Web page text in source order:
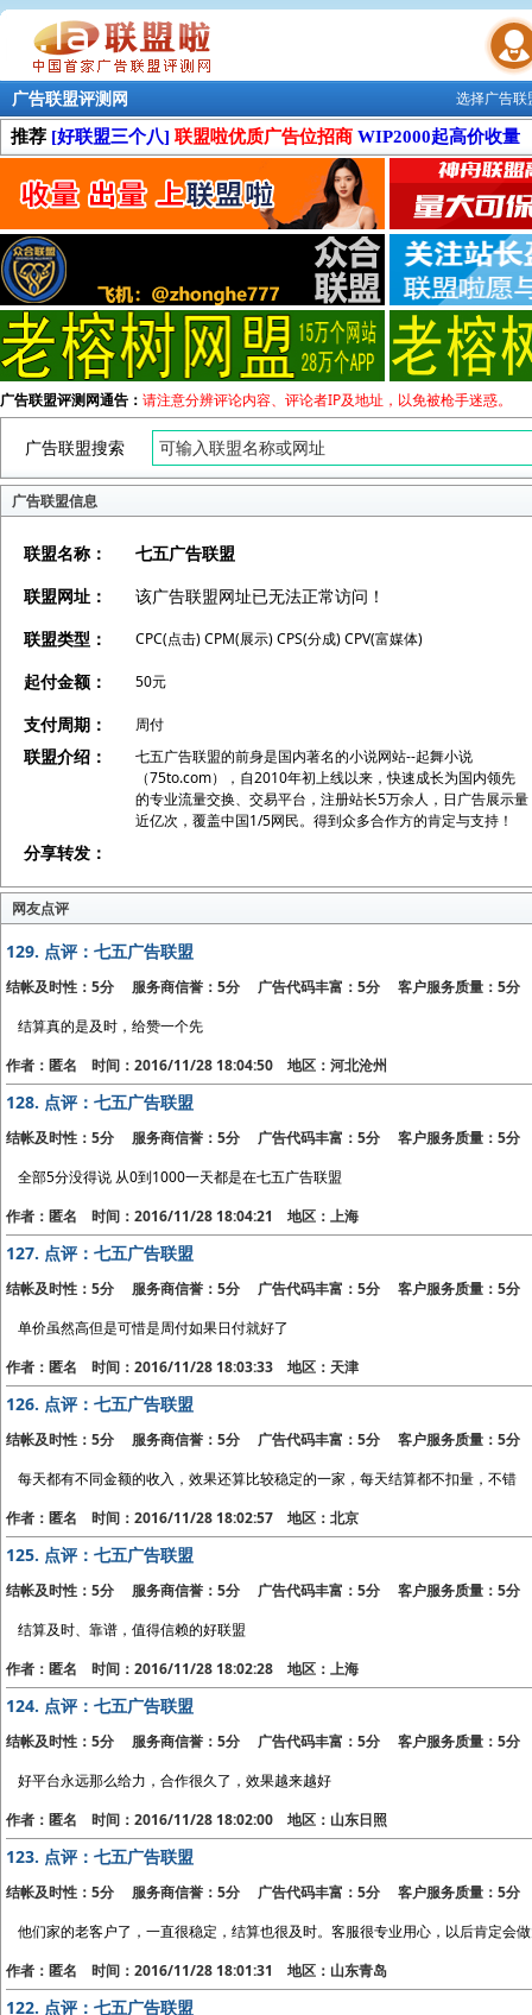
联盟学院
选择广告
广告联盟评测网
推荐 [好联盟三个八] 联盟啦优质广告位招商 WIP2000起高价收量
广告联盟评测网通告： 请注意分辨评论内容、评论者IP及地址，以免被枪手迷惑。
广告联盟搜索
广告联盟信息
联盟名称：
七五广告联盟
联盟网址：
该广告联盟网址已无法正常访问！
联盟类型：
CPC(点击) CPM(展示) CPS(分成) CPV(富媒体)
起付金额： 50元
支付周期： 周付
联盟介绍：
七五广告联盟的前身是国内著名的小说网站--起舞小说
（75to.com），自2010年初上线以来，快速成长为国内领先
的专业流量交换、交易平台，注册站长5万余人，日广告展示量
近亿次，覆盖中国1/5网民。得到众多合作方的肯定与支持！
分享转发：
网友点评
129. 点评：七五广告联盟
结帐及时性：5分 服务商信誉：5分 广告代码丰富：5分 客户服务质量：5分
结算真的是及时，给赞一个先
作者：匿名 时间：2016/11/28 18:04:50 地区：河北沧州
128. 点评：七五广告联盟
结帐及时性：5分 服务商信誉：5分 广告代码丰富：5分 客户服务质量：5分
全部5分没得说 从0到1000一天都是在七五广告联盟
作者：匿名 时间：2016/11/28 18:04:21 地区：上海
127. 点评：七五广告联盟
结帐及时性：5分 服务商信誉：5分 广告代码丰富：5分 客户服务质量：5分
单价虽然高但是可惜是周付如果日付就好了
作者：匿名 时间：2016/11/28 18:03:33 地区：天津
126. 点评：七五广告联盟
结帐及时性：5分 服务商信誉：5分 广告代码丰富：5分 客户服务质量：5分
每天都有不同金额的收入，效果还算比较稳定的一家，每天结算都不扣量，不错
作者：匿名 时间：2016/11/28 18:02:57 地区：北京
125. 点评：七五广告联盟
结帐及时性：5分 服务商信誉：5分 广告代码丰富：5分 客户服务质量：5分
结算及时、靠谱，值得信赖的好联盟
作者：匿名 时间：2016/11/28 18:02:28 地区：上海
124. 点评：七五广告联盟
结帐及时性：5分 服务商信誉：5分 广告代码丰富：5分 客户服务质量：5分
好平台永远那么给力，合作很久了，效果越来越好
作者：匿名 时间：2016/11/28 18:02:00 地区：山东日照
123. 点评：七五广告联盟
结帐及时性：5分 服务商信誉：5分 广告代码丰富：5分 客户服务质量：5分
他们家的老客户了，一直很稳定，结算也很及时。客服很专业用心，以后肯定会
作者：匿名 时间：2016/11/28 18:01:31 地区：山东青岛
122. 点评：七五广告联盟